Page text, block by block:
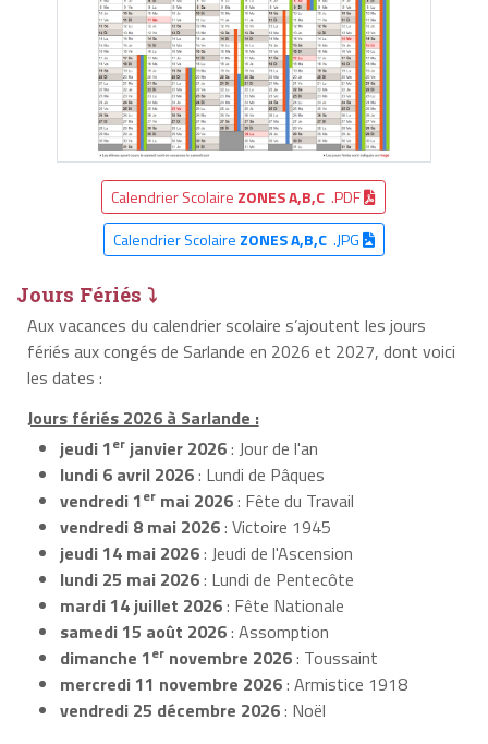
Calendrier Scolaire ZONES A,B,C .PDF
Calendrier Scolaire ZONES A,B,C.JPG
Jours Fériés ⤵
Aux vacances du calendrier scolaire s’ajoutent les jours
fériés aux congés de Sarlande en 2026 et 2027, dont voici
les dates :
Jours fériés 2026 à Sarlande :
jeudi 1er janvier 2026: Jour de l'an
lundi 6 avril 2026: Lundi de Pâques
vendredi 1er mai 2026: Fête du Travail
vendredi 8 mai 2026: Victoire 1945
jeudi 14 mai 2026: Jeudi de l'Ascension
lundi 25 mai 2026: Lundi de Pentecôte
mardi 14 juillet 2026: Fête Nationale
samedi 15 août 2026: Assomption
dimanche 1er novembre 2026: Toussaint
mercredi 11 novembre 2026: Armistice 1918
vendredi 25 décembre 2026: Noël